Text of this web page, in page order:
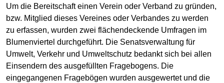
Um die Bereitschaft einen Verein oder Verband zu gründen,
bzw. Mitglied dieses Vereines oder Verbandes zu werden
zu erfassen, wurden zwei flächendeckende Umfragen im
Blumenviertel durchgeführt. Die Senatsverwaltung für
Umwelt, Verkehr und Umweltschutz bedankt sich bei allen
Einsendern des ausgefüllten Fragebogens. Die
eingegangenen Fragebögen wurden ausgewertet und die